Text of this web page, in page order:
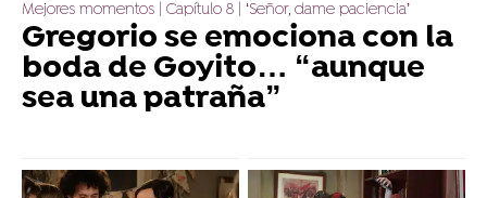
Mejores momentos | Capítulo 8 | ‘Señor, dame paciencia’
Gregorio se emociona con la
boda de Goyito… “aunque
sea una patraña”